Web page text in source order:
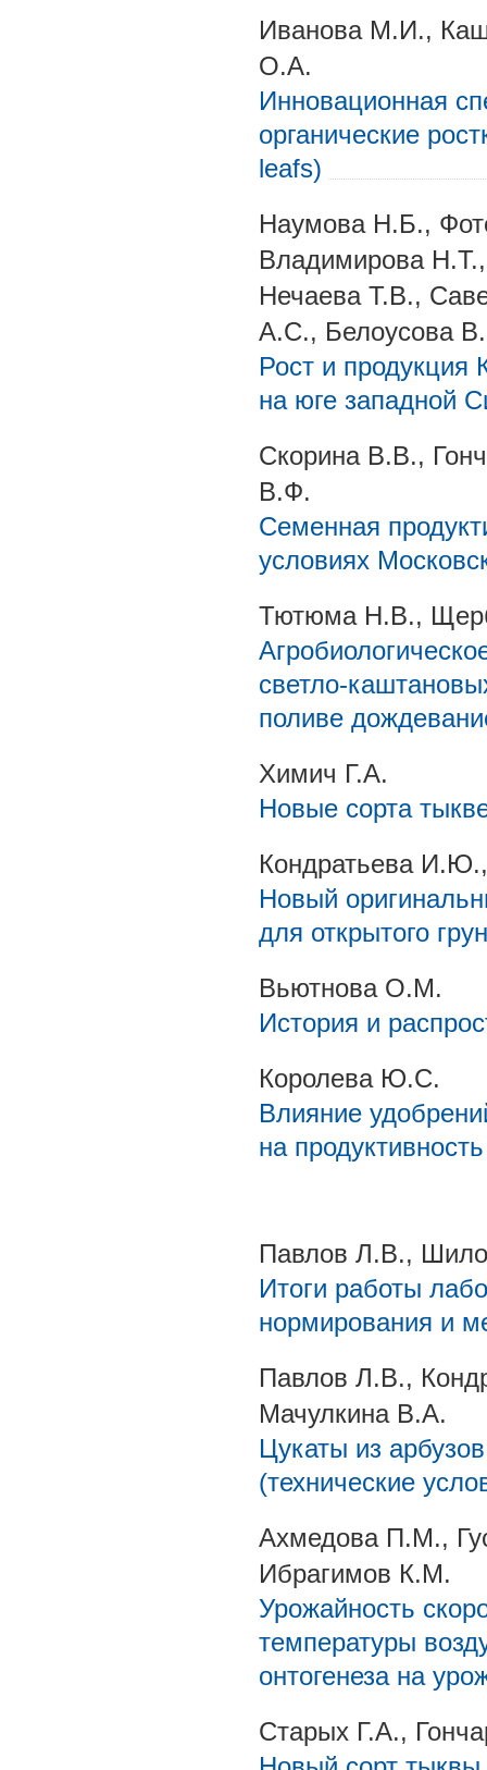
Иванова М.И.,
О.А.
Инновационная
органические
leafs)
Наумова Н.Б.,
Владимирова
Нечаева Т.В.,
А.С., Белоусова
Рост и продукция
на юге западной
Скорина В.В.,
В.Ф.
Семенная
условиях
Тютюма Н.В.,
светло-
поливе
Химич Г.А.
Новые сорта
Кондратьева
Новый
для открытого
Вьютнова О.М.
История и
Королева Ю.С.
Влияние
на
Павлов Л.В.,
Итоги работы
нормирования и
Павлов Л.В.,
Мачулкина В.А.
Цукаты из
(технические
Ахмедова П.М.,
Ибрагимов К.М.
Урожайность
температуры
онтогенеза на
Старых Г.А.,